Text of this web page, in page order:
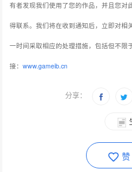
有者发现我们使用了您的作品，并且您对
得联系。我们将在收到通知后，立即对相
一时间采取相应的处理措施，包括但不限
接：www.gameib.cn
分享：
赞